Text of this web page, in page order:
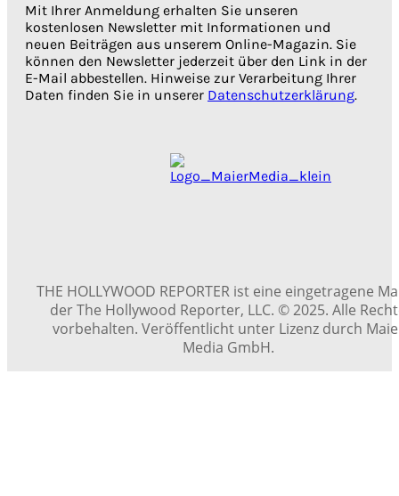
Mit Ihrer Anmeldung erhalten Sie unseren
kostenlosen Newsletter mit Informationen und
neuen Beiträgen aus unserem Online-Magazin. Sie
können den Newsletter jederzeit über den Link in der
E-Mail abbestellen. Hinweise zur Verarbeitung Ihrer
Daten finden Sie in unserer Datenschutzerklärung.
THE HOLLYWOOD REPORTER ist eine eingetragene
der The Hollywood Reporter, LLC. © 2025. Alle
vorbehalten. Veröffentlicht unter Lizenz durch
Media GmbH.